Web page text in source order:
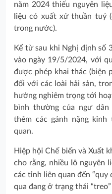
năm 2024 thiếu nguyên
liệu có xuất xứ thuần tuý
trong nước).
Kể từ sau khi Nghị định
vào ngày 19/5/2024, với
được phép khai thác (biện
đối với các loài hải sản,
hưởng nghiêm trọng tới
bình thường của ngư dân
thêm các gánh nặng
quan.
Hiệp hội Chế biến và Xuất
cho rằng, nhiều lô nguyên
các tỉnh liên quan đến
qua đang ở trạng thái